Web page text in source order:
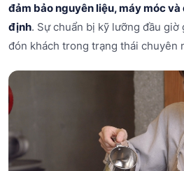
đảm bảo nguyên liệu, máy móc
định. Sự chuẩn bị kỹ lưỡng đầu giờ
đón khách trong trạng thái chuyên